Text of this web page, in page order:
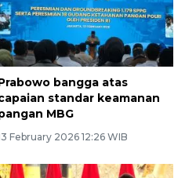
bangga atas
standar keamanan
MBG
February 2026 12:26 WIB